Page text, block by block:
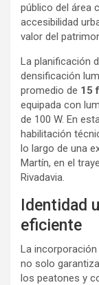
público del área
accesibilidad
valor del
La planificación
densificación
promedio de 15
equipada con
de 100 W. En
habilitación
lo largo de una
Martín, en el
Rivadavia.
Identidad
eficiente
La incorporación
no solo
los peatones y